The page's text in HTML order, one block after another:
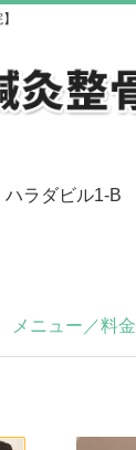
ラダビル1-B
メニュー／料金